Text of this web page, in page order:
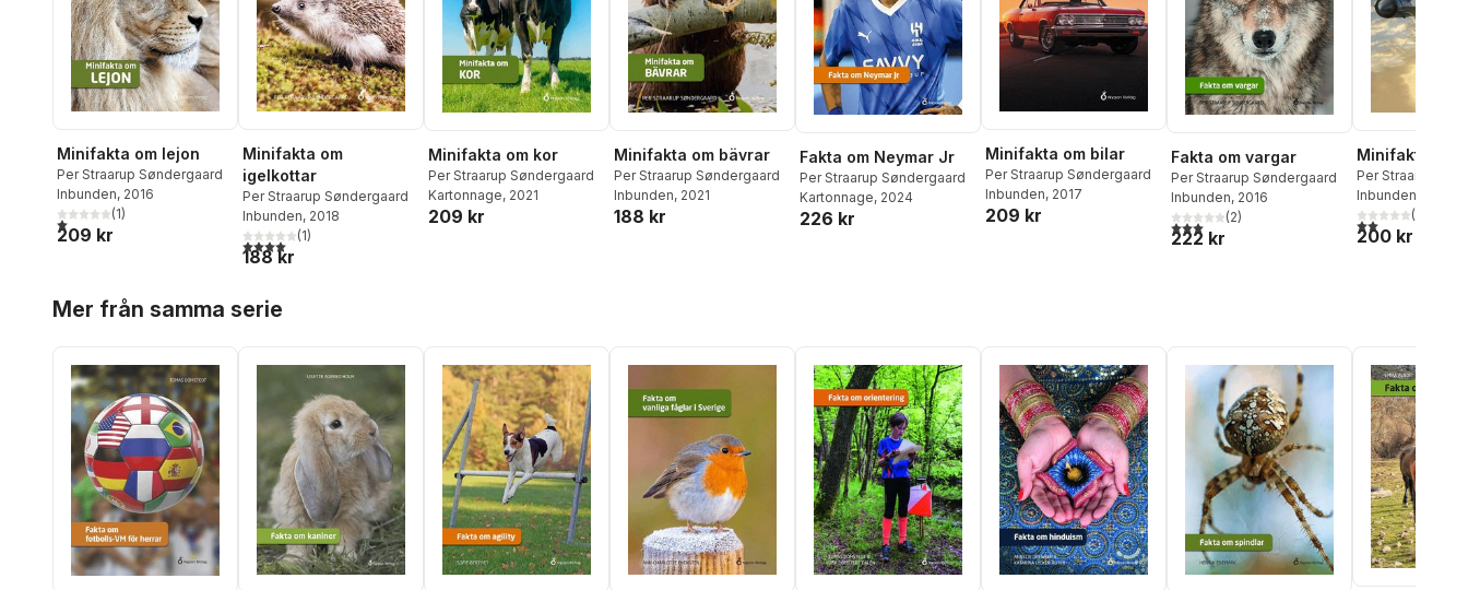
Minifakta om lejon
Per Straarup Søndergaard
Inbunden, 2016
1,0utav 5 stjärnor. Totalt antal röster:
(1)
209 kr
Minifakta om
igelkottar
Per Straarup Søndergaard
Inbunden, 2018
4,0utav 5 stjärnor. Totalt antal röster:
(1)
188 kr
Minifakta om kor
Per Straarup Søndergaard
Kartonnage, 2021
209 kr
Minifakta om bävrar
Per Straarup Søndergaard
Inbunden, 2021
188 kr
Fakta om Neymar Jr
Per Straarup Søndergaard
Kartonnage, 2024
226 kr
Minifakta om bilar
Per Straarup Søndergaard
Inbunden, 2017
209 kr
Fakta om vargar
Per Straarup Søndergaard
Inbunden, 2016
3,0utav 5 stjärnor. Totalt antal röster:
(2)
222 kr
Minifakta om
Per Straarup
Inbunden
2,0utav 5(
200 kr
Mer från samma serie